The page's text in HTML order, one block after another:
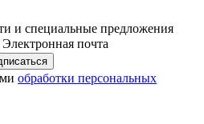
и специальные предложения
Электронная почта
обработки персональных